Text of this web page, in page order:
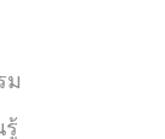
ม
รู้